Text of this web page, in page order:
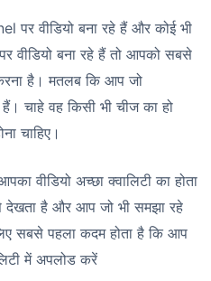
वीडियो बना रहे हैं और कोई भी
वीडियो बना रहे हैं तो आपको सबसे
है। मतलब कि आप जो
चाहे वह किसी भी चीज का हो
चाहिए।
वीडियो अच्छा क्वालिटी का होता
देखता है और आप जो भी समझा रहे
सबसे पहला कदम होता है कि आप
में अपलोड करें